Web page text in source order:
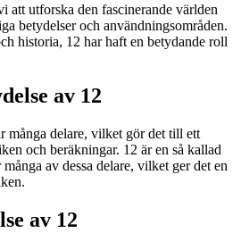
att utforska den fascinerande världen
betydelser och användningsområden.
historia, 12 har haft en betydande roll
av 12
många delare, vilket gör det till ett
och beräkningar. 12 är en så kallad
av dessa delare, vilket ger det en
av 12